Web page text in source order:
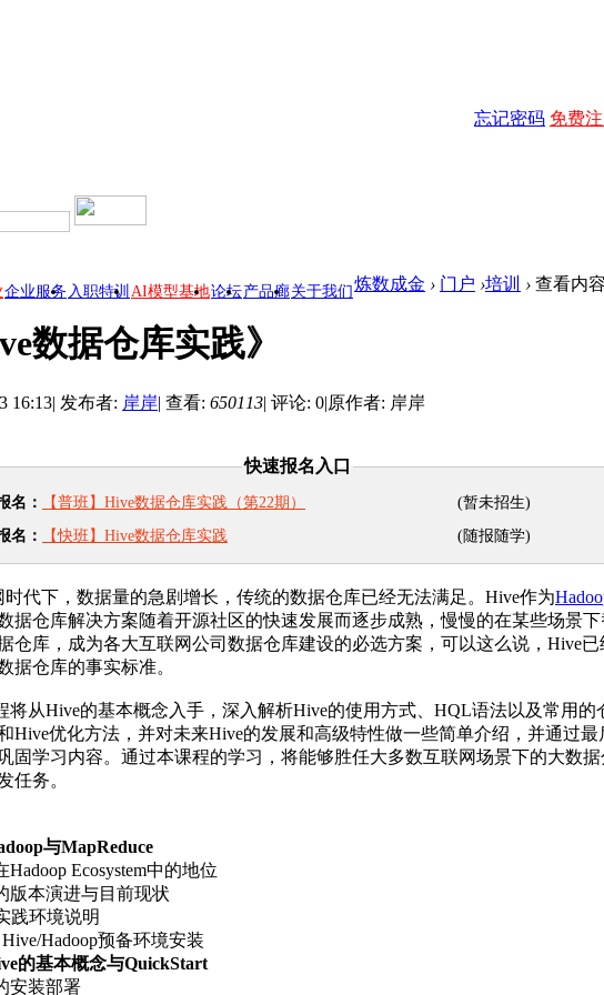
忘记密码 免费
企业服务 入职特训 AI模型基地论坛产品廊关于我们炼数成金 › 门户 ›培训 › 查看内容
数据仓库实践》
16:13| 发布者: 岸岸| 查看: 650113| 评论: 0|原作者: 岸岸
快速报名入口
名： 【普班】Hive数据仓库实践（第22期）
(暂未招生)
名：
【快班】Hive数据仓库实践 (随报随学)
代下，数据量的急剧增长，传统的数据仓库已经无法满足。Hive作为
据仓库解决方案随着开源社区的快速发展而逐步成熟，慢慢的在某些场景
仓库，成为各大互联网公司数据仓库建设的必选方案，可以这么说，Hive已
据仓库的事实标准。
从Hive的基本概念入手，深入解析Hive的使用方式、HQL语法以及常用的
Hive优化方法，并对未来Hive的发展和高级特性做一些简单介绍，并通过最
固学习内容。通过本课程的学习，将能够胜任大多数互联网场景下的大数
任务。
与MapReduce
Hadoop Ecosystem中的地位
版本演进与目前现状
践环境说明
Hadoop预备环境安装
的基本概念与QuickStart
安装部署